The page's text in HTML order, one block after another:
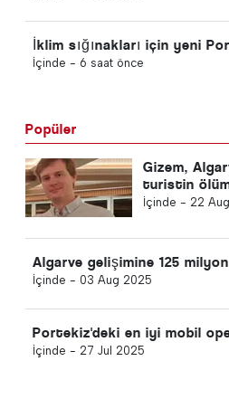
İklim sığınakları için yeni
İçinde - 6 saat önce
Popüler
Gizem,
turistin
İçinde - 22
Algarve gelişimine 125
İçinde - 03 Aug 2025
Portekiz'deki en iyi mobil
İçinde - 27 Jul 2025